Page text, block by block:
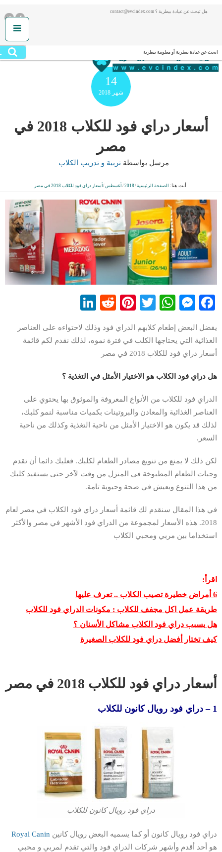
هل تبحث عن عيادة بيطرية ؟ contact@evcindex.com
ابحث عن عيادة بيطرية أو معلومة بيطرية
14
شهر 2018
أسعار دراي فود للكلاب 2018 في
مصر
مرسل بواسطةتربية و تدريب الكلاب
أنت هنا: الصفحة الرئيسية/
2018
/ أغسطس/أسعار دراي فود للكلاب 2018 في مصر
Facebook
Messenger
WhatsApp
Twitter
Pinterest
Reddit
يفضل البعض إطعام كلابهم الدراي فود وذلك لاحتواءه على العناصر
الغذائية التي يحتاجها الكلب في فترة نموه، لذلك نقدم لكم قائمة
أسعار دراي فود للكلاب 2018 في مصر
هل دراي فود الكلاب هو الاختيار الأمثل في التغذية ؟
الدراي فود للكلاب من الأنواع المعروفة والموثوق بها يحتوي على
العناصر الغذائية والمعادن والبروتينات بكميات مناسبة لنمو كلبك،
لذلك قد يكون هو الاختيار الأمثل من ناحية التغذية وكذلك من ناحية
السعر.
لكن ذلك لا يمنع من تنويع مصادر الطعام لكلبك. فعليك دائما أن تقدم
وجبات الطعام المطبوخة في المنزل من وقت لآخر حتى يستفيد كلبك
من هذا التنوع ويعيش في صحة وحيوية تامة.
في هذا المقال سنقدم لك قائمة أسعار دراي فود الكلاب في مصر لعام
2018. هذه الأسعار لمجموعة من الدراي فود الأشهر في مصر والأكثر
استخداما بين مربي ومحبي الكلاب
اقرأ:
6 أمراض خطيرة تصيب الكلاب .. تعرف عليها
طريقة عمل اكل مجفف للكلاب : مكونات الدراي فود للكلاب
هل يسبب دراي فود الكلاب مشاكل الأسنان ؟
كيف تختار أفضل دراي فود للكلاب الصغيرة
أسعار دراي فود للكلاب 2018 في مصر
1 – دراي فود رويال كانون للكلاب
دراي فود رويال كانون للكلاب
دراي فود رويال كانون أو كما يسميه البعض رويال كانين Royal Canin
هو أحد أقدم وأشهر شركات الدراي فود والتي تقدم لمربي و محبي